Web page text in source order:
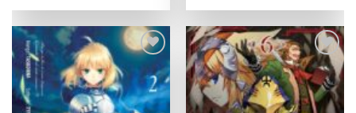
à la
wishlist
Ajouter
à la
wishlist